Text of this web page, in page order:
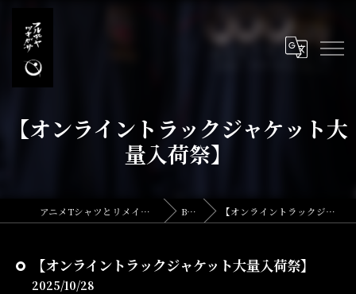
【オンライントラックジャケット大
量入荷祭】
アニメTシャツとリメイク・古着の古着屋月暈 BLOG 【オンライントラックジャケット大量入荷祭】
【オンライントラックジャケット大量入荷祭】
2025/10/28